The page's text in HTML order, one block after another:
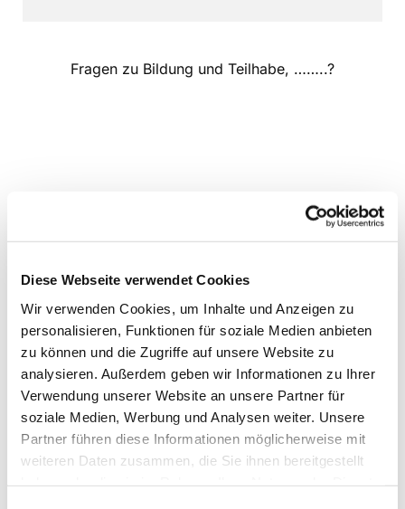
Diese Webseite verwendet Cookies
Wir verwenden Cookies, um Inhalte und Anzeigen zu
personalisieren, Funktionen für soziale Medien anbieten
zu können und die Zugriffe auf unsere Website zu
analysieren. Außerdem geben wir Informationen zu Ihrer
Verwendung unserer Website an unsere Partner für
soziale Medien, Werbung und Analysen weiter. Unsere
Partner führen diese Informationen möglicherweise mit
weiteren Daten zusammen, die Sie ihnen bereitgestellt
Fragen zu Bildung und Teilhabe, ……..?